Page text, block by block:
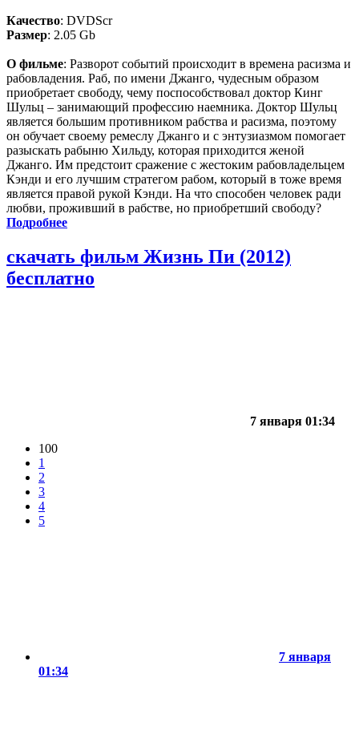
Качество: DVDScr
Размер: 2.05 Gb
О фильме: Разворот событий происходит в времена расизма и
рабовладения. Раб, по имени Джанго, чудесным образом
приобретает свободу, чему поспособствовал доктор Кинг
Шульц – занимающий профессию наемника. Доктор Шульц
является большим противником рабства и расизма, поэтому
он обучает своему ремеслу Джанго и с энтузиазмом помогает
разыскать рабыню Хильду, которая приходится женой
Джанго. Им предстоит сражение с жестоким рабовладельцем
Кэнди и его лучшим стратегом рабом, который в тоже время
является правой рукой Кэнди. На что способен человек ради
любви, проживший в рабстве, но приобретший свободу?
Подробнее
скачать фильм Жизнь Пи (2012)
бесплатно
7 января 01:34
100
1
2
3
4
5
7 января
01:34